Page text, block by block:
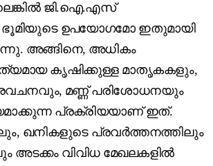
ജി.ഐ.എസ്
ഭൂമിയുടെ ഉപയോഗമോ ഇതുമായി
അങ്ങിനെ, അധികം
കൃഷിക്കുള്ള മാതൃകകളും,
മണ്ണ് പരിശോധനയും
പ്രക്രിയയാണ് ഇത്.
ഖനികളുടെ പ്രവർത്തനത്തിലും
അടക്കം വിവിധ മേഖലകളിൽ